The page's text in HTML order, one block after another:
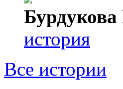
история
Все истории